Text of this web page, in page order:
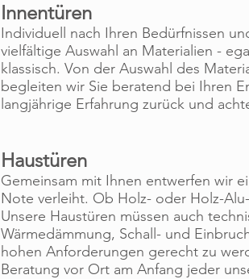
Innentüren
Individuell nach Ihren Bedürfnissen
vielfältige Auswahl an Materialien -
klassisch. Von der Auswahl des
begleiten wir Sie beratend bei Ihren
langjährige Erfahrung zurück und
Haustüren
Gemeinsam mit Ihnen entwerfen wir
Note verleiht. Ob Holz- oder Holz-
Unsere Haustüren müssen auch
Wärmedämmung, Schall- und
hohen Anforderungen gerecht zu
Beratung vor Ort am Anfang jeder